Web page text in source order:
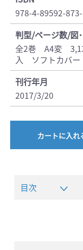
978-4-89592-
判型/ページ数/図
全2巻 A4変
入 ソフトカバ
刊行年月
2017/3/20
カートに入れ
目次